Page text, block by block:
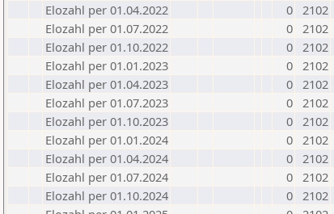
Elozahl per 01.04.2022
0 2102
Elozahl per 01.07.2022
0 2102
Elozahl per 01.10.2022
0 2102
Elozahl per 01.01.2023
0 2102
Elozahl per 01.04.2023
0 2102
Elozahl per 01.07.2023
0 2102
Elozahl per 01.10.2023
0 2102
Elozahl per 01.01.2024
0 2102
Elozahl per 01.04.2024
0 2102
Elozahl per 01.07.2024
0 2102
Elozahl per 01.10.2024
0 2102